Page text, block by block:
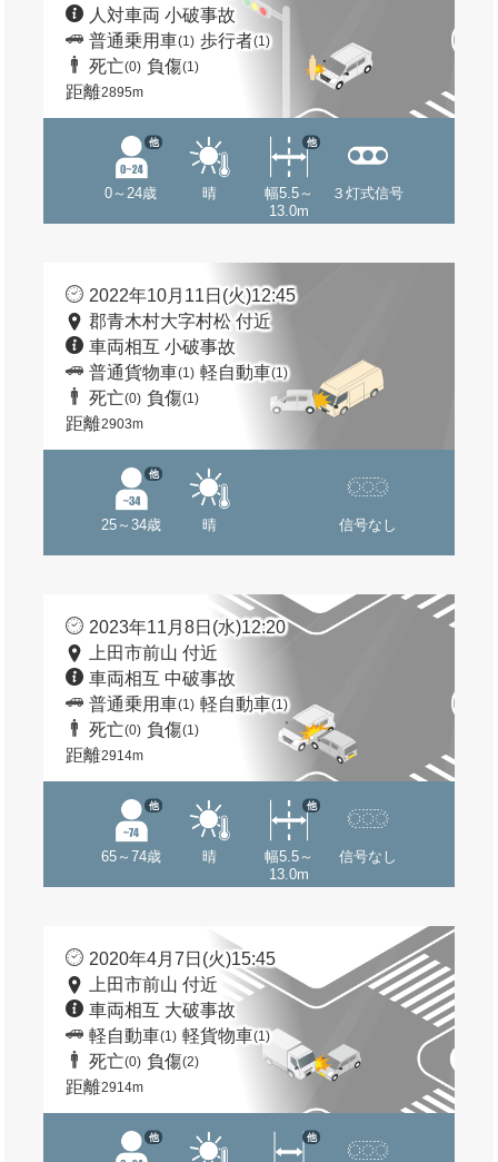
人対車両 小破事故
普通乗用車(1) 歩行者(1)
死亡(0) 負傷(1)
距離2895m
0～24歳
他
晴
幅5.5～
13.0m
他
３灯式信号
2022年10月11日(火)12:45
郡青木村大字村松 付近
車両相互 小破事故
普通貨物車(1) 軽自動車(1)
死亡(0) 負傷(1)
距離2903m
25～34歳
他
晴 信号なし
2023年11月8日(水)12:20
上田市前山 付近
車両相互 中破事故
普通乗用車(1) 軽自動車(1)
死亡(0) 負傷(1)
距離2914m
65～74歳
他
晴
幅5.5～
13.0m
他
信号なし
2020年4月7日(火)15:45
上田市前山 付近
車両相互 大破事故
軽自動車(1) 軽貨物車(1)
死亡(0) 負傷(2)
距離2914m
他 他